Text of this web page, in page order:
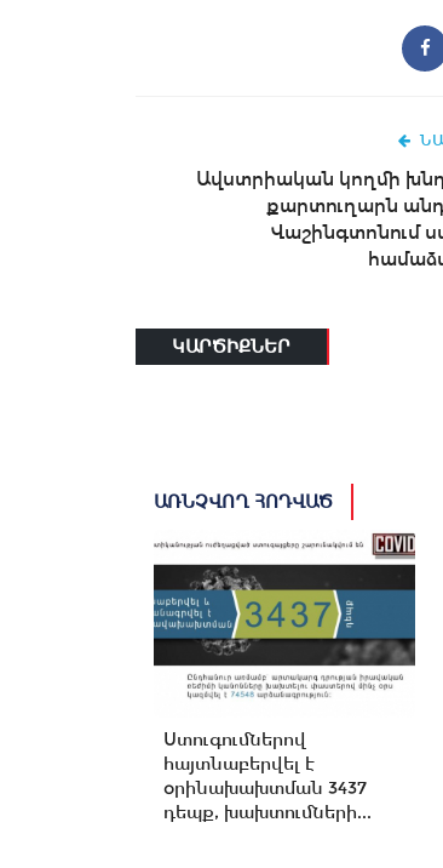
Ավստրիական կողմի
քարտուղարն
Վաշինգտոնում
ԿԱՐԾԻՔՆԵՐ
ԱՌՆՉՎՈՂ ՀՈԴՎԱԾ
Ստուգումներով
հայտնաբերվել է
օրինախախտման 3437
դեպք, խախտումների...